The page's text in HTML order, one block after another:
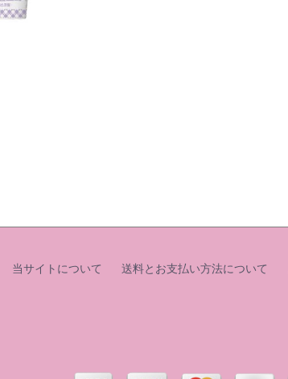
当サイトについて 送料とお支払い方法について